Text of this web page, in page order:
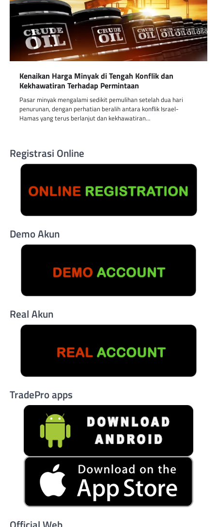
Kenaikan Harga Minyak di Tengah Konflik dan
Kekhawatiran Terhadap Permintaan
Pasar minyak mengalami sedikit pemulihan setelah dua hari
penurunan, dengan perhatian beralih antara konflik Israel-
Hamas yang terus berlanjut dan kekhawatiran…
Registrasi Online
Demo Akun
Real Akun
TradePro apps